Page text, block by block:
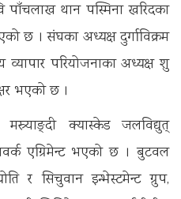
पाँचलाख थान पस्मिना खरिदका
छ । संघका अध्यक्ष दुर्गाविक्रम
व्यापार परियोजनाका अध्यक्ष शु
भएको छ ।
क्यास्केड जलविद्युत्
एग्रिमेन्ट भएको छ । बुटवल
र सिचुवान इन्भेस्टमेन्ट ग्रुप,